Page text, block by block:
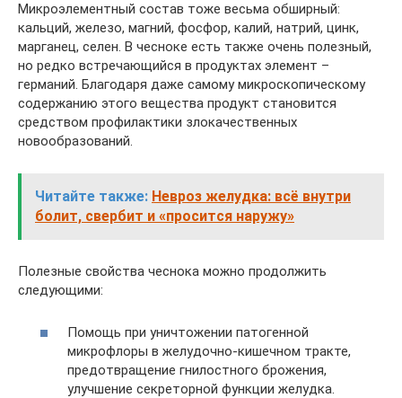
Микроэлементный состав тоже весьма обширный:
кальций, железо, магний, фосфор, калий, натрий, цинк,
марганец, селен. В чесноке есть также очень полезный,
но редко встречающийся в продуктах элемент –
германий. Благодаря даже самому микроскопическому
содержанию этого вещества продукт становится
средством профилактики злокачественных
новообразований.
Читайте также: Невроз желудка: всё внутри
болит, свербит и «просится наружу»
Полезные свойства чеснока можно продолжить
следующими:
Помощь при уничтожении патогенной
микрофлоры в желудочно-кишечном тракте,
предотвращение гнилостного брожения,
улучшение секреторной функции желудка.